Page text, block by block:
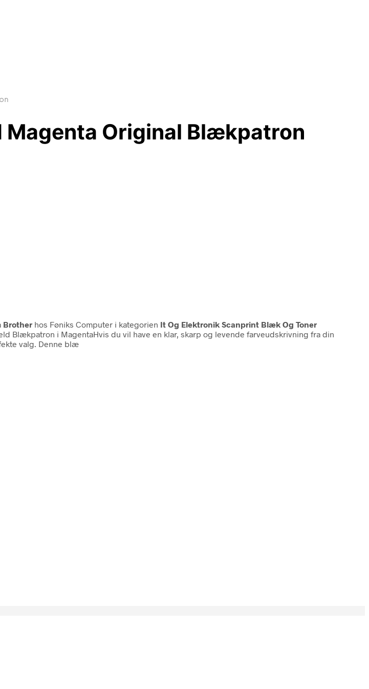
Magenta Original Blækpatron
Brother hos Føniks Computer i kategorien It Og Elektronik Scanprint Blæk Og Toner
Blækpatron i MagentaHvis du vil have en klar, skarp og levende farveudskrivning fra din
valg. Denne blæ